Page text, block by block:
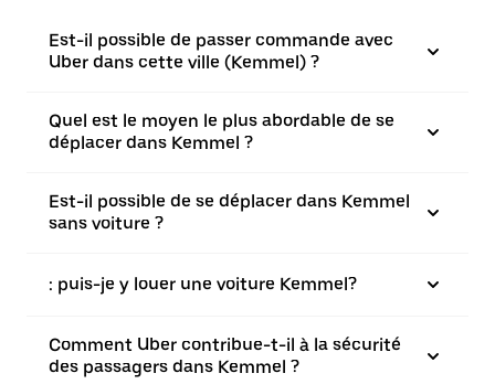
Est-il possible de passer commande avec
Uber dans cette ville (Kemmel) ?
Quel est le moyen le plus abordable de se
déplacer dans Kemmel ?
Est-il possible de se déplacer dans Kemmel
sans voiture ?
: puis-je y louer une voiture Kemmel?
Comment Uber contribue-t-il à la sécurité
des passagers dans Kemmel ?